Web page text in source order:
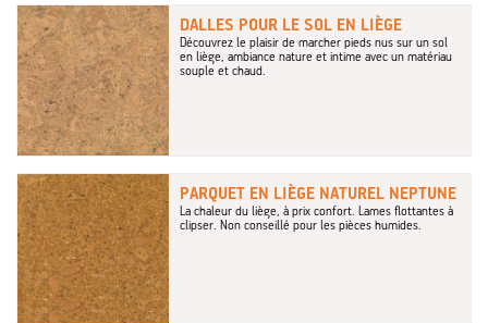
DALLES POUR LE SOL EN LIÈGE
Découvrez le plaisir de marcher pieds nus sur un sol
en liège, ambiance nature et intime avec un matériau
souple et chaud.
PARQUET EN LIÈGE NATUREL NEPTUNE
La chaleur du liège, à prix confort. Lames flottantes à
clipser. Non conseillé pour les pièces humides.